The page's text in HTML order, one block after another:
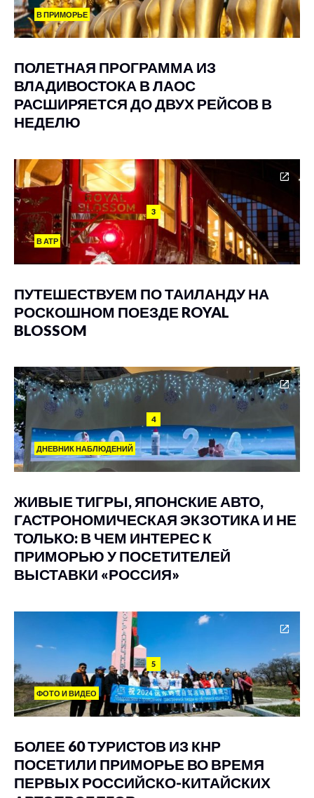
В ПРИМОРЬЕ
ПОЛЕТНАЯ ПРОГРАММА ИЗ
ВЛАДИВОСТОКА В ЛАОС
РАСШИРЯЕТСЯ ДО ДВУХ РЕЙСОВ В
НЕДЕЛЮ
3
В АТР
ПУТЕШЕСТВУЕМ ПО ТАИЛАНДУ НА
РОСКОШНОМ ПОЕЗДЕ ROYAL
BLOSSOM
4
ДНЕВНИК НАБЛЮДЕНИЙ
ЖИВЫЕ ТИГРЫ, ЯПОНСКИЕ АВТО,
ГАСТРОНОМИЧЕСКАЯ ЭКЗОТИКА И НЕ
ТОЛЬКО: В ЧЕМ ИНТЕРЕС К
ПРИМОРЬЮ У ПОСЕТИТЕЛЕЙ
ВЫСТАВКИ «РОССИЯ»
5
ФОТО И ВИДЕО
БОЛЕЕ 60 ТУРИСТОВ ИЗ КНР
ПОСЕТИЛИ ПРИМОРЬЕ ВО ВРЕМЯ
ПЕРВЫХ РОССИЙСКО-КИТАЙСКИХ